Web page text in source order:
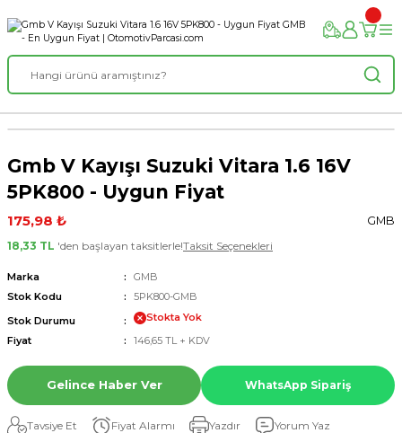
Gmb V Kayışı Suzuki Vitara 1.6 16V
5PK800 - Uygun Fiyat
175,98 ₺
GMB
18,33 TL 'den başlayan taksitlerle!Taksit Seçenekleri
Marka
GMB
Stok Kodu
5PK800-GMB
Stok Durumu
Stokta Yok
Fiyat
146,65 TL + KDV
Gelince Haber Ver WhatsApp Sipariş
Tavsiye Et Fiyat Alarmı Yazdır Yorum Yaz